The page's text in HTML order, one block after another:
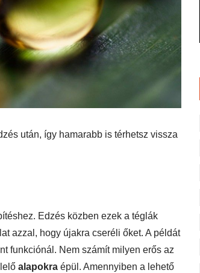
után, így hamarabb is térhetsz vissza
Edzés közben ezek a téglák
azzal, hogy újakra cseréli őket. A példát
funkciónál. Nem számít milyen erős az
alapokra épül. Amennyiben a lehető